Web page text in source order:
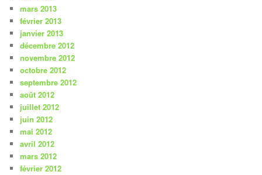
mars 2013
février 2013
janvier 2013
décembre 2012
novembre 2012
octobre 2012
septembre 2012
août 2012
juillet 2012
juin 2012
mai 2012
avril 2012
mars 2012
février 2012